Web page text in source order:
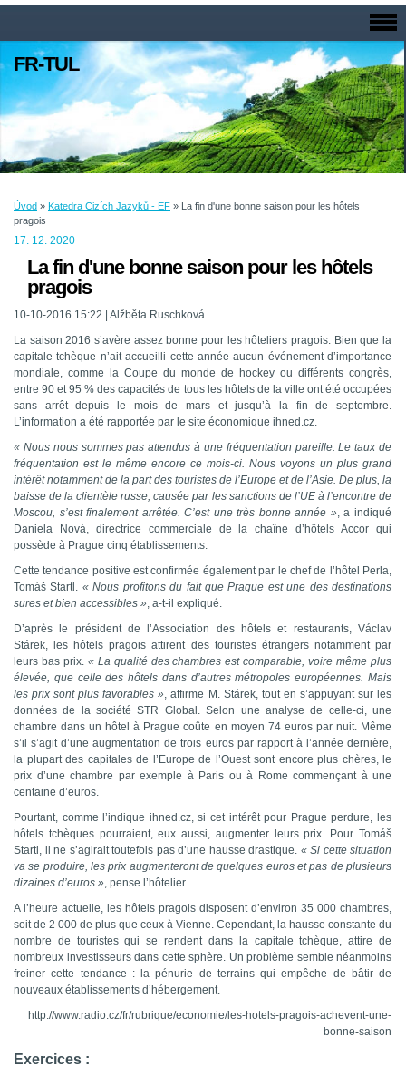
FR-TUL
Úvod » Katedra Cizích Jazyků - EF » La fin d'une bonne saison pour les hôtels
pragois
17. 12. 2020
La fin d'une bonne saison pour les hôtels
pragois
10-10-2016 15:22 | Alžběta Ruschková
La saison 2016 s’avère assez bonne pour les hôteliers pragois. Bien que la
capitale tchèque n’ait accueilli cette année aucun événement d’importance
mondiale, comme la Coupe du monde de hockey ou différents congrès,
entre 90 et 95 % des capacités de tous les hôtels de la ville ont été occupées
sans arrêt depuis le mois de mars et jusqu’à la fin de septembre.
L’information a été rapportée par le site économique ihned.cz.
« Nous nous sommes pas attendus à une fréquentation pareille. Le taux de
fréquentation est le même encore ce mois-ci. Nous voyons un plus grand
intérêt notamment de la part des touristes de l’Europe et de l’Asie. De plus, la
baisse de la clientèle russe, causée par les sanctions de l’UE à l’encontre de
Moscou, s’est finalement arrêtée. C’est une très bonne année », a indiqué
Daniela Nová, directrice commerciale de la chaîne d’hôtels Accor qui
possède à Prague cinq établissements.
Cette tendance positive est confirmée également par le chef de l’hôtel Perla,
Tomáš Startl. « Nous profitons du fait que Prague est une des destinations
sures et bien accessibles », a-t-il expliqué.
D’après le président de l’Association des hôtels et restaurants, Václav
Stárek, les hôtels pragois attirent des touristes étrangers notamment par
leurs bas prix. « La qualité des chambres est comparable, voire même plus
élevée, que celle des hôtels dans d’autres métropoles européennes. Mais
les prix sont plus favorables », affirme M. Stárek, tout en s’appuyant sur les
données de la société STR Global. Selon une analyse de celle-ci, une
chambre dans un hôtel à Prague coûte en moyen 74 euros par nuit. Même
s’il s’agit d’une augmentation de trois euros par rapport à l’année dernière,
la plupart des capitales de l’Europe de l’Ouest sont encore plus chères, le
prix d’une chambre par exemple à Paris ou à Rome commençant à une
centaine d’euros.
Pourtant, comme l’indique ihned.cz, si cet intérêt pour Prague perdure, les
hôtels tchèques pourraient, eux aussi, augmenter leurs prix. Pour Tomáš
Startl, il ne s’agirait toutefois pas d’une hausse drastique. « Si cette situation
va se produire, les prix augmenteront de quelques euros et pas de plusieurs
dizaines d’euros », pense l’hôtelier.
A l’heure actuelle, les hôtels pragois disposent d’environ 35 000 chambres,
soit de 2 000 de plus que ceux à Vienne. Cependant, la hausse constante du
nombre de touristes qui se rendent dans la capitale tchèque, attire de
nombreux investisseurs dans cette sphère. Un problème semble néanmoins
freiner cette tendance : la pénurie de terrains qui empêche de bâtir de
nouveaux établissements d’hébergement.
http://www.radio.cz/fr/rubrique/economie/les-hotels-pragois-achevent-une-
bonne-saison
Exercices :